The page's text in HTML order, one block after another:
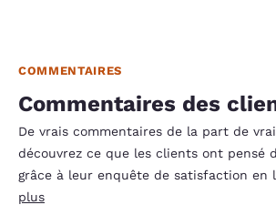
COMMENTAIRES
Commentaires des
De vrais commentaires de la part de
découvrez ce que les clients ont pensé
grâce à leur enquête de satisfaction en
plus